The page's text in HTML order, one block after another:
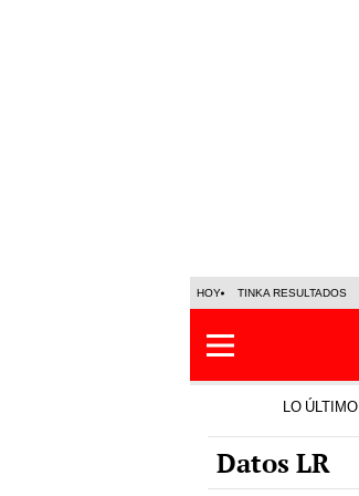
HOY TINKA RESULTADOS
LO ÚLTIMO
Datos LR